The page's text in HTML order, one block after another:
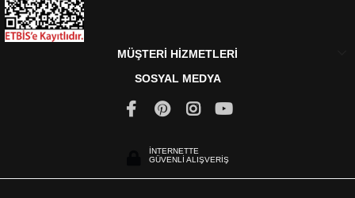
MÜŞTERİ HİZMETLERİ
SOSYAL MEDYA
İNTERNETTE
GÜVENLİ ALIŞVERİŞ